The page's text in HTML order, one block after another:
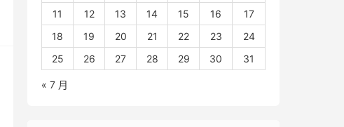
11
12 13 14 15 16
17
18
19 20 21 22 23
24
25
26 27 28 29 30 31
« 7 月